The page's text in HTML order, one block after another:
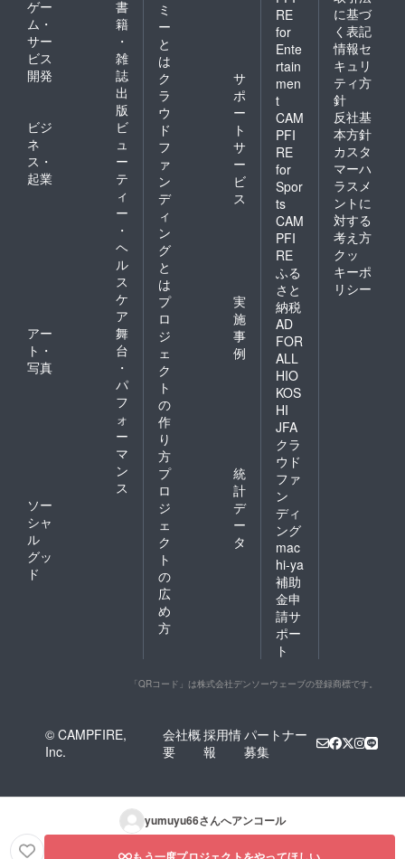
ゲー
ム・
サー
ビス
開発
書
籍
・
雑
誌
出
版
ビジ
ネ
ス・
起業
ビ
ュ
ー
テ
ィ
ー
・
ヘ
ル
ス
ケ
ア
アー
ト・
写真
舞
台
・
パ
フ
ォ
ー
マ
ン
ス
ソー
シャ
ル
グッ
ド
ミ
ー
と
は
ク
ラ
ウ
ド
フ
ァ
ン
デ
ィ
ン
グ
と
は
サ
ポ
ー
ト
サ
ー
ビ
ス
プ
ロ
ジ
ェ
ク
ト
の
作
り
方
実
施
事
例
プ
ロ
ジ
ェ
ク
ト
の
広
め
方
統
計
デ
ー
タ
RE
for
Ente
rtain
men
t
CAM
PFI
RE
for
Spor
ts
CAM
PFI
RE
ふる
さと
納税
AD
FOR
ALL
HIO
KOS
HI
JFA
クラ
ウド
ファ
ン
ディ
ング
mac
hi-ya
補助
金申
請サ
ポー
ト
に基づ
く表記
情報セ
キュリ
ティ方
針
反社基
本方針
カスタ
マーハ
ラスメ
ントに
対する
考え方
クッ
キーポ
リシー
「QRコード」は株式会社デンソーウェーブの登録商標です。
© CAMPFIRE,
Inc.
会社概
要
採用情
報
パートナー
募集
yumuyu66さんへアンコール